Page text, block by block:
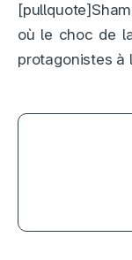
où le choc de
protagonistes à